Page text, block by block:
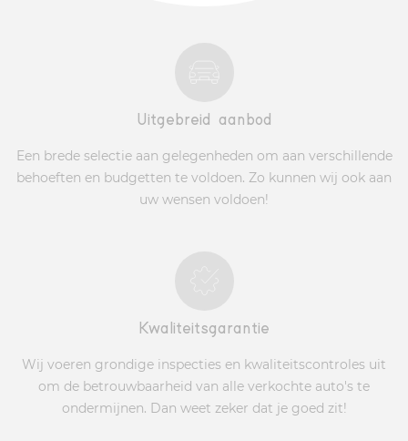
Uitgebreid aanbod
Een brede selectie aan gelegenheden om aan verschillende
behoeften en budgetten te voldoen. Zo kunnen wij ook aan
uw wensen voldoen!
Kwaliteitsgarantie
Wij voeren grondige inspecties en kwaliteitscontroles uit
om de betrouwbaarheid van alle verkochte auto's te
ondermijnen. Dan weet zeker dat je goed zit!